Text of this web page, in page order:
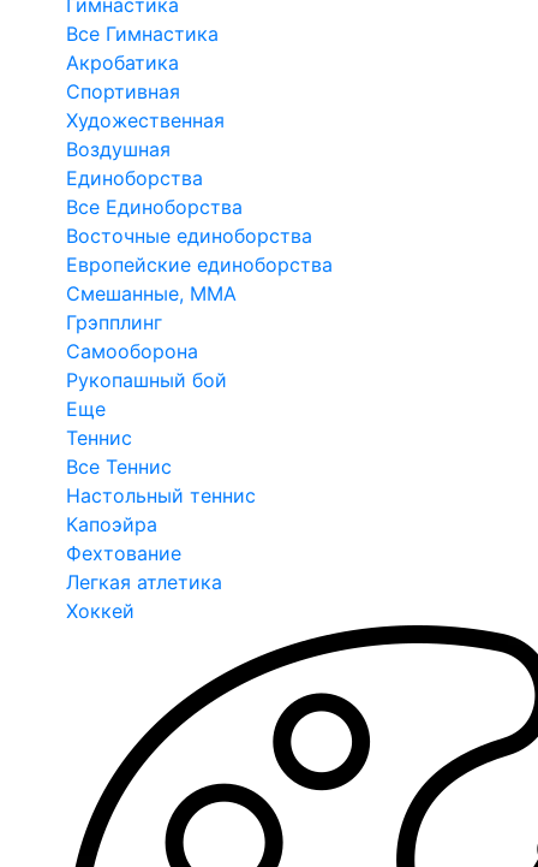
Гимнастика
Все Гимнастика
Акробатика
Спортивная
Художественная
Воздушная
Единоборства
Все Единоборства
Восточные единоборства
Европейские единоборства
Смешанные, ММА
Грэпплинг
Самооборона
Рукопашный бой
Еще
Теннис
Все Теннис
Настольный теннис
Капоэйра
Фехтование
Легкая атлетика
Хоккей